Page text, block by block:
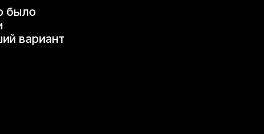
было
вариант